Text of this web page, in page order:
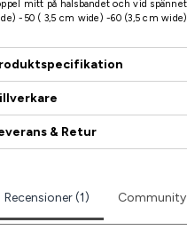
mitt på halsbandet och vid
-50 ( 3,5 cm wide) -60 (3,5 cm wide)
& Retur
Recensioner (1) Community